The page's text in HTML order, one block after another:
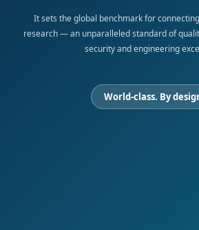
It sets the global benchmark for
research — an unparalleled standard of
security and engineering
World-class. By